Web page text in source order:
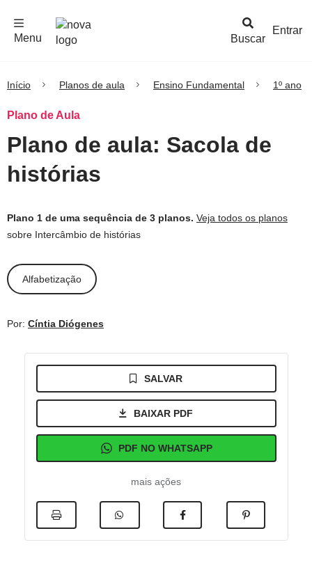
Buscar
Menu
Entrar
Início Planos de aula Ensino Fundamental 1º ano
Plano de Aula
Plano de aula: Sacola de
histórias
Plano 1 de uma sequência de 3 planos. Veja todos os planos
sobre Intercâmbio de histórias
Alfabetização
Por: Cíntia Diógenes
SALVAR
BAIXAR PDF
PDF NO WHATSAPP
mais ações